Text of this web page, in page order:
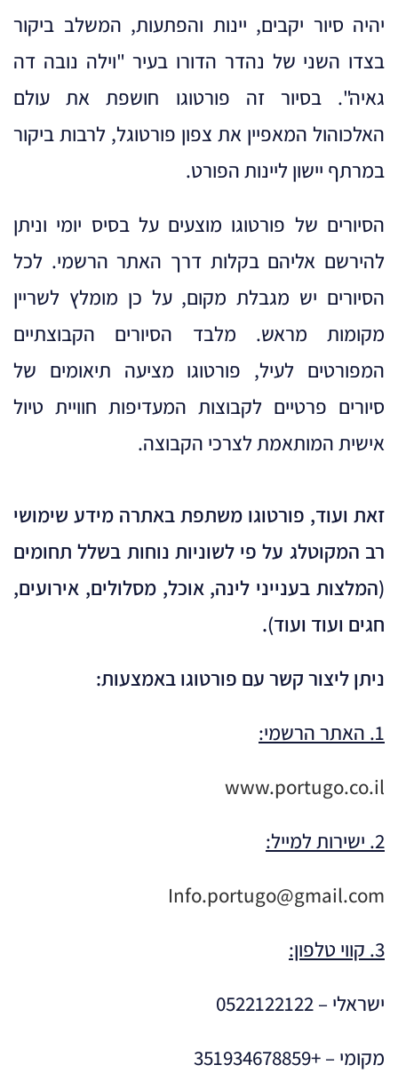
יהיה סיור יקבים, יינות והפתעות, המשלב ביקור
בצדו השני של נהדר הדורו בעיר "וילה נובה דה
גאיה". בסיור זה פורטוגו חושפת את עולם
האלכוהול המאפיין את צפון פורטוגל, לרבות ביקור
במרתף יישון ליינות הפורט.
הסיורים של פורטוגו מוצעים על בסיס יומי וניתן
להירשם אליהם בקלות דרך האתר הרשמי. לכל
הסיורים יש מגבלת מקום, על כן מומלץ לשריין
מקומות מראש. מלבד הסיורים הקבוצתיים
המפורטים לעיל, פורטוגו מציעה תיאומים של
סיורים פרטיים לקבוצות המעדיפות חוויית טיול
אישית המותאמת לצרכי הקבוצה.
זאת ועוד, פורטוגו משתפת באתרה מידע שימושי
רב המקוטלג על פי לשוניות נוחות בשלל תחומים
(המלצות בענייני לינה, אוכל, מסלולים, אירועים,
חגים ועוד ועוד).
ניתן ליצור קשר עם פורטוגו באמצעות:
1. האתר הרשמי:
www.portugo.co.il
2. ישירות למייל:
Info.portugo@gmail.com
3. קווי טלפון:
ישראלי – 0522122122
מקומי – +351934678859